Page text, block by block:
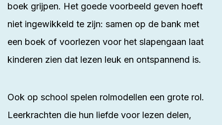
boek grijpen. Het goede voorbeeld geven hoeft
niet ingewikkeld te zijn: samen op de bank met
een boek of voorlezen voor het slapengaan laat
kinderen zien dat lezen leuk en ontspannend is.
Ook op school spelen rolmodellen een grote rol.
Leerkrachten die hun liefde voor lezen delen,